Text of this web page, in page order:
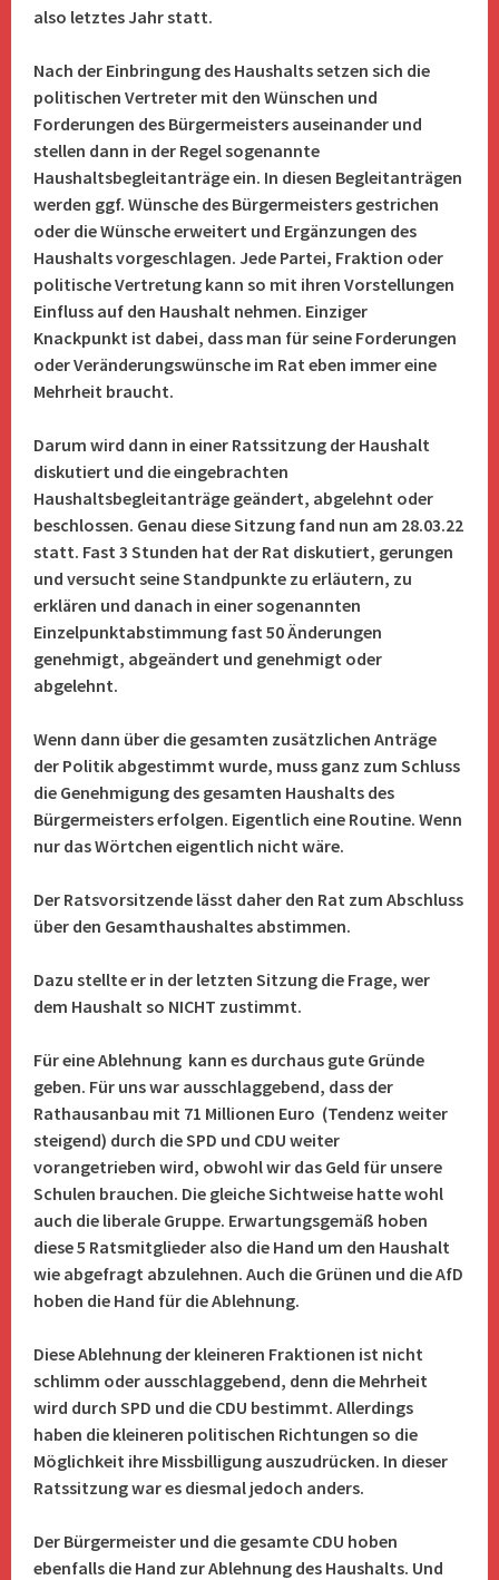
also letztes Jahr statt.
Nach der Einbringung des Haushalts setzen sich die
politischen Vertreter mit den Wünschen und
Forderungen des Bürgermeisters auseinander und
stellen dann in der Regel sogenannte
Haushaltsbegleitanträge ein. In diesen Begleitanträgen
werden ggf. Wünsche des Bürgermeisters gestrichen
oder die Wünsche erweitert und Ergänzungen des
Haushalts vorgeschlagen. Jede Partei, Fraktion oder
politische Vertretung kann so mit ihren Vorstellungen
Einfluss auf den Haushalt nehmen. Einziger
Knackpunkt ist dabei, dass man für seine Forderungen
oder Veränderungswünsche im Rat eben immer eine
Mehrheit braucht.
Darum wird dann in einer Ratssitzung der Haushalt
diskutiert und die eingebrachten
Haushaltsbegleitanträge geändert, abgelehnt oder
beschlossen. Genau diese Sitzung fand nun am 28.03.22
statt. Fast 3 Stunden hat der Rat diskutiert, gerungen
und versucht seine Standpunkte zu erläutern, zu
erklären und danach in einer sogenannten
Einzelpunktabstimmung fast 50 Änderungen
genehmigt, abgeändert und genehmigt oder
abgelehnt.
Wenn dann über die gesamten zusätzlichen Anträge
der Politik abgestimmt wurde, muss ganz zum Schluss
die Genehmigung des gesamten Haushalts des
Bürgermeisters erfolgen. Eigentlich eine Routine. Wenn
nur das Wörtchen eigentlich nicht wäre.
Der Ratsvorsitzende lässt daher den Rat zum Abschluss
über den Gesamthaushaltes abstimmen.
Dazu stellte er in der letzten Sitzung die Frage, wer
dem Haushalt so NICHT zustimmt.
Für eine Ablehnung kann es durchaus gute Gründe
geben. Für uns war ausschlaggebend, dass der
Rathausanbau mit 71 Millionen Euro (Tendenz weiter
steigend) durch die SPD und CDU weiter
vorangetrieben wird, obwohl wir das Geld für unsere
Schulen brauchen. Die gleiche Sichtweise hatte wohl
auch die liberale Gruppe. Erwartungsgemäß hoben
diese 5 Ratsmitglieder also die Hand um den Haushalt
wie abgefragt abzulehnen. Auch die Grünen und die AfD
hoben die Hand für die Ablehnung.
Diese Ablehnung der kleineren Fraktionen ist nicht
schlimm oder ausschlaggebend, denn die Mehrheit
wird durch SPD und die CDU bestimmt. Allerdings
haben die kleineren politischen Richtungen so die
Möglichkeit ihre Missbilligung auszudrücken. In dieser
Ratssitzung war es diesmal jedoch anders.
Der Bürgermeister und die gesamte CDU hoben
ebenfalls die Hand zur Ablehnung des Haushalts. Und